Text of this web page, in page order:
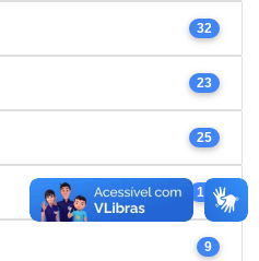
32
23
25
17
9